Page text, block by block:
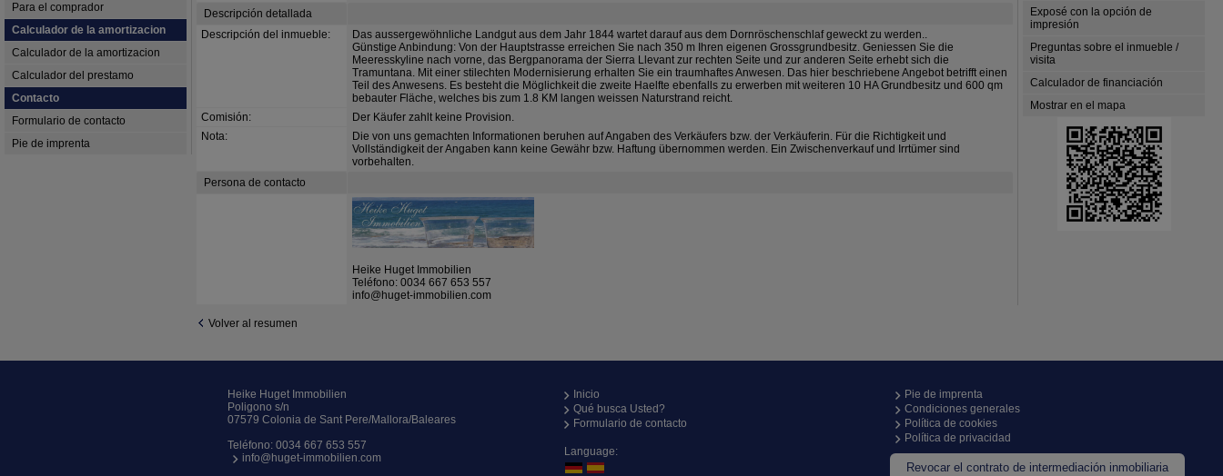
Para el comprador
Calculador de la amortizacion
Calculador de la amortizacion
Calculador del prestamo
Contacto
Formulario de contacto
Pie de imprenta
Exposé con la opción de
impresión
Preguntas sobre el inmueble /
visita
Calculador de financiación
Mostrar en el mapa
Descripción detallada
Descripción del inmueble:
Das aussergewöhnliche Landgut aus dem Jahr 1844 wartet darauf aus dem Dornröschenschlaf geweckt zu werden..
Günstige Anbindung: Von der Hauptstrasse erreichen Sie nach 350 m Ihren eigenen Grossgrundbesitz. Geniessen Sie die
Meeresskyline nach vorne, das Bergpanorama der Sierra Llevant zur rechten Seite und zur anderen Seite erhebt sich die
Tramuntana. Mit einer stilechten Modernisierung erhalten Sie ein traumhaftes Anwesen. Das hier beschriebene Angebot betrifft einen
Teil des Anwesens. Es besteht die Möglichkeit die zweite Haelfte ebenfalls zu erwerben mit weiteren 10 HA Grundbesitz und 600 qm
bebauter Fläche, welches bis zum 1.8 KM langen weissen Naturstrand reicht.
Comisión:
Der Käufer zahlt keine Provision.
Nota:
Die von uns gemachten Informationen beruhen auf Angaben des Verkäufers bzw. der Verkäuferin. Für die Richtigkeit und
Vollständigkeit der Angaben kann keine Gewähr bzw. Haftung übernommen werden. Ein Zwischenverkauf und Irrtümer sind
vorbehalten.
Persona de contacto
Heike Huget Immobilien
Teléfono: 0034 667 653 557
info@huget-immobilien.com
Volver al resumen
Heike Huget Immobilien
Poligono s/n
07579 Colonia de Sant Pere/Mallora/Baleares
Teléfono: 0034 667 653 557
info@huget-immobilien.com
Inicio
Qué busca Usted?
Formulario de contacto
Language:
Pie de imprenta
Condiciones generales
Política de cookies
Política de privacidad
Revocar el contrato de intermediación inmobiliaria